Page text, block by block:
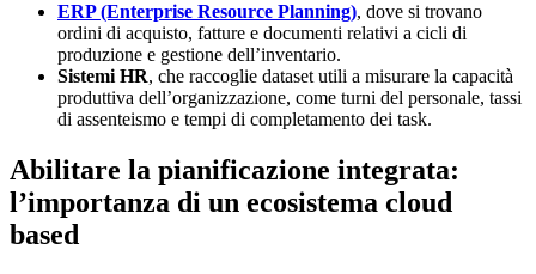
ERP (Enterprise Resource Planning), dove si trovano
ordini di acquisto, fatture e documenti relativi a cicli di
produzione e gestione dell’inventario.
Sistemi HR, che raccoglie dataset utili a misurare la capacità
produttiva dell’organizzazione, come turni del personale, tassi
di assenteismo e tempi di completamento dei task.
Abilitare la pianificazione integrata:
l’importanza di un ecosistema cloud
based